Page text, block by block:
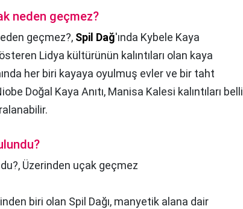
neden geçmez?
geçmez?, Spil Dağ'ında Kybele Kaya
Lidya kültürünün kalıntıları olan kaya
her biri kayaya oyulmuş evler ve bir taht
Doğal Kaya Anıtı, Manisa Kalesi kalıntıları belli
Üzerinden uçak geçmez
biri olan Spil Dağı, manyetik alana dair